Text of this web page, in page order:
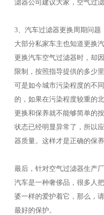
滤器公司建议大家，空气过
3、汽车过滤器更换周期问题
大部分私家车主也知道更换
更换汽车空气过滤器时，却
限制，按照指导提供的多少
可是如今城市污染程度的不
的，如果在污染程度较重的
更换和保养就不能够简单的
状态已经明显异常了，所以
器质量。这样才是正确的保养
最后，针对空气过滤器生产
汽车是一种奢侈品，很多人
婆一样的爱护着它，那么，
最好的保护。